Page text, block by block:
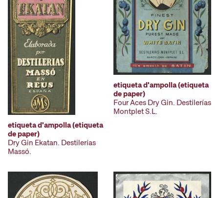
etiqueta d'ampolla (etiqueta
de paper)
Dry Gin Ekatan. Destilerías
Massó.
etiqueta d'ampolla (etiqueta
de paper)
Four Aces Dry Gin. Destilerías
Montplet S.L.